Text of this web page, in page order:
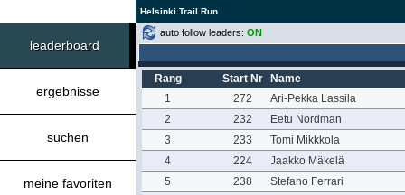
Helsinki Trail Run
leaderboard
ergebnisse
suchen
meine favoriten
auto follow leaders: ON
Rang Start Nr
Name
1
272
Ari-Pekka Lassila
2
232
Eetu Nordman
3
233
Tomi Mikkkola
4
224
Jaakko Mäkelä
5
238
Stefano Ferrari